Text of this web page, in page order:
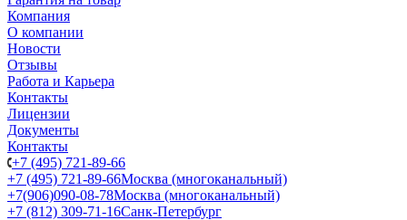
Компания
О компании
Новости
Отзывы
Работа и Карьера
Контакты
Лицензии
Документы
Контакты
+7 (495) 721-89-66
+7 (495) 721-89-66Москва (многоканальный)
+7(906)090-08-78Москва (многоканальный)
+7 (812) 309-71-16Санк-Петербург